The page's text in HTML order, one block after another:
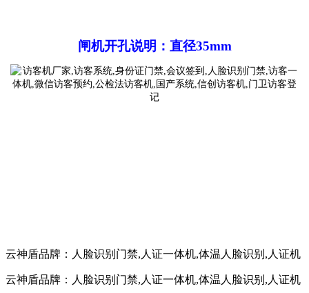
闸机开孔说明：直径35mm
云神盾品牌：人脸识别门禁,人证一体机,体温人脸识别,人证机
云神盾品牌：人脸识别门禁,人证一体机,体温人脸识别,人证机